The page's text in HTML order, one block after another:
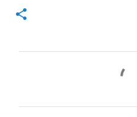
m